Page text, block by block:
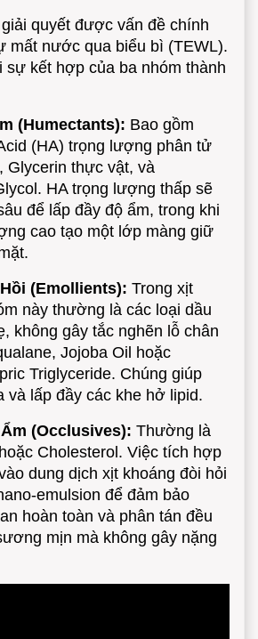
quyết được vấn đề chính
mất nước qua biểu bì (TEWL).
sự kết hợp của ba nhóm thành
(Humectants): Bao gồm
(HA) trọng lượng phân tử
Glycerin thực vật, và
HA trọng lượng thấp sẽ
để lấp đầy độ ẩm, trong khi
cao tạo một lớp màng giữ
(Emollients): Trong xịt
này thường là các loại dầu
không gây tắc nghẽn lỗ chân
Jojoba Oil hoặc
Triglyceride. Chúng giúp
và lấp đầy các khe hở lipid.
(Occlusives): Thường là
Cholesterol. Việc tích hợp
dung dịch xịt khoáng đòi hỏi
emulsion để đảm bảo
hoàn toàn và phân tán đều
mịn mà không gây nặng